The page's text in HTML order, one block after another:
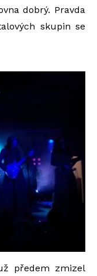
dobrý. Pravda
skupin se
předem zmizel